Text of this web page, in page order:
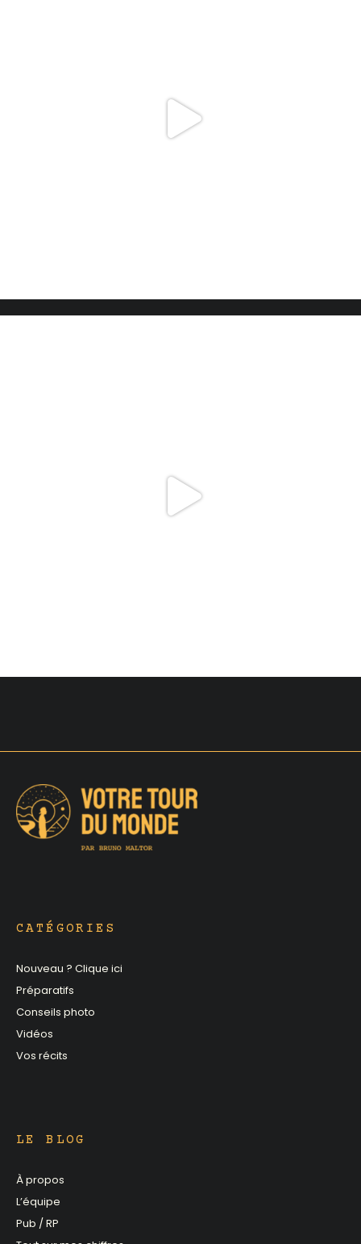
CATÉGORIES
Nouveau ? Clique ici
Préparatifs
Conseils photo
Vidéos
Vos récits
LE BLOG
À propos
L’équipe
Pub / RP